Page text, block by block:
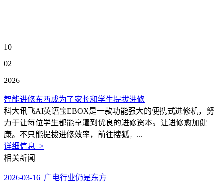
10
02
2026
智能进修东西成为了家长和学生提拔进修
科大讯飞AI英语宝EBOX是一款功能强大的便携式进修机，努
力于让每位学生都能享遭到优良的进修资本。让进修愈加健
康。不只能提拔进修效率，前往搜狐，...
详细信息 >
相关新闻
2026-03-16 广电行业仍是东方